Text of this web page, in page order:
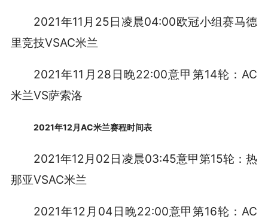
2021年11月25日凌晨04:00欧冠小组赛马德
里竞技VSAC米兰
2021年11月28日晚22:00意甲第14轮：AC
米兰VS萨索洛
2021年12月AC米兰赛程时间表
2021年12月02日凌晨03:45意甲第15轮：热
那亚VSAC米兰
2021年12月04日晚22:00意甲第16轮：AC